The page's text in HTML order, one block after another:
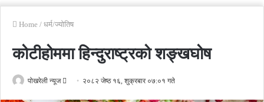
Home / धर्म/ज्योतिष
कोटीहोममा हिन्दुराष्ट्रको शङ्खघोष
पोखरेली न्यूज
Send २०८२ जेष्ठ १६, शुक्रबार ०७:०१ गते